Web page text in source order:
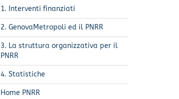
1. Interventi finanziati
2. GenovaMetropoli ed il PNRR
3. La struttura organizzativa per il
PNRR
4. Statistiche
Home PNRR